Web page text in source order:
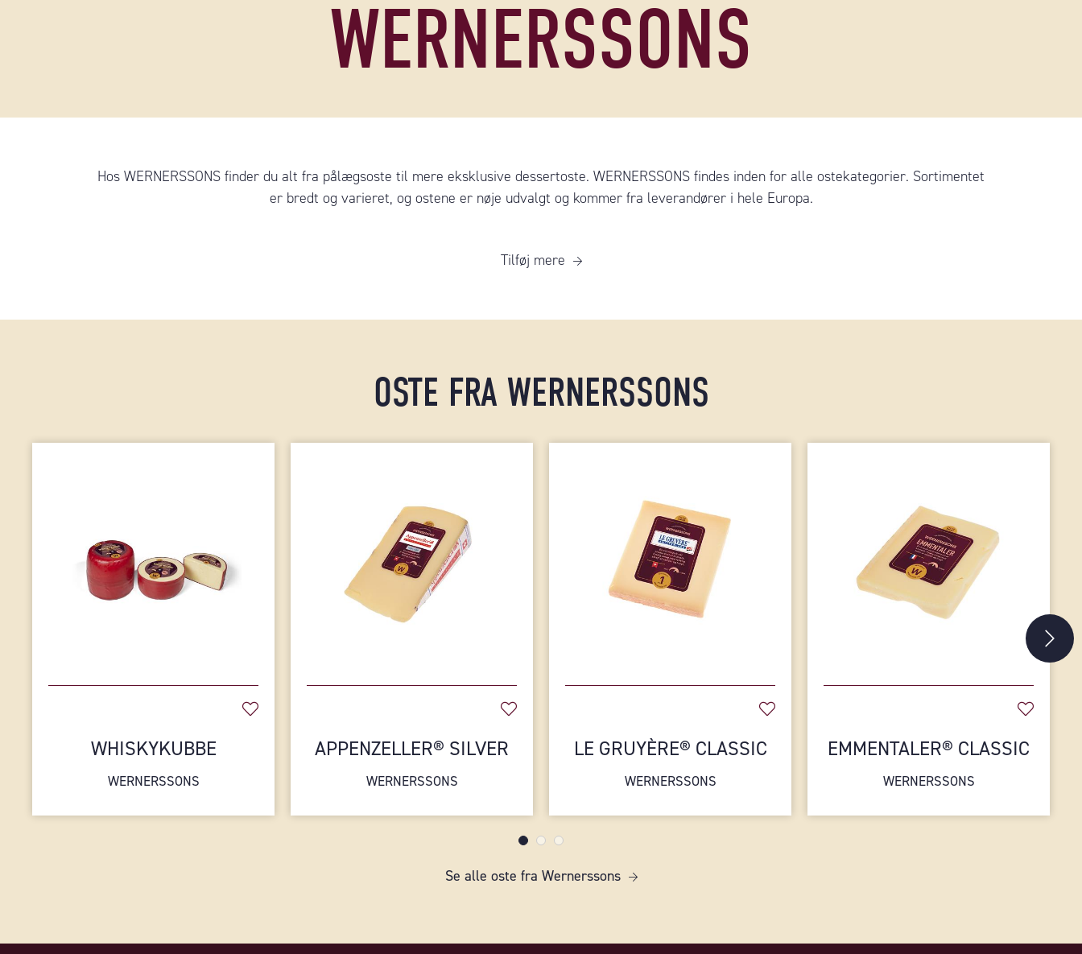
WERNERSSONS
Hos WERNERSSONS finder du alt fra pålægsoste til mere eksklusive dessertoste. WERNERSSONS findes inden for alle ostekategorier. Sortimentet
er bredt og varieret, og ostene er nøje udvalgt og kommer fra leverandører i hele Europa.
Tilføj mere
OSTE FRA WERNERSSONS
WHISKYKUBBE
WERNERSSONS
APPENZELLER® SILVER
WERNERSSONS
LE GRUYÈRE® CLASSIC
WERNERSSONS
EMMENTALER® CLASSIC
WERNERSSONS
Se alle oste fra Wernerssons